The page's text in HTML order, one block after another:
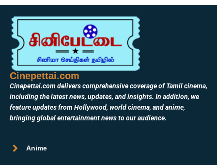
Cinepettai.com
Cinepettai.com delivers comprehensive coverage of Tamil cinema,
including the latest news, updates, and insights. In addition, we
feature updates from Hollywood, world cinema, and anime,
bringing global entertainment news to our audience.
Anime